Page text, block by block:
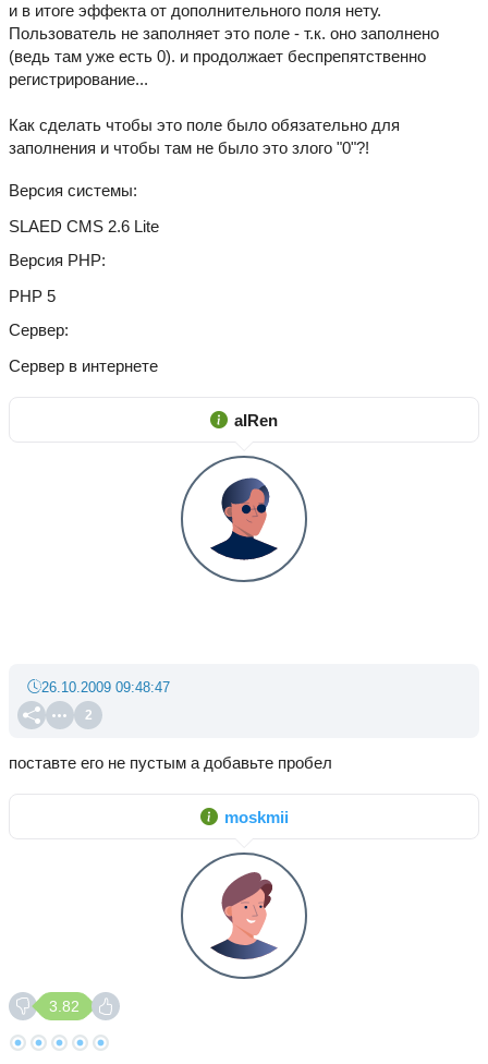
и в итоге эффекта от дополнительного поля нету.
Пользователь не заполняет это поле - т.к. оно заполнено
(ведь там уже есть 0). и продолжает беспрепятственно
регистрирование...
Как сделать чтобы это поле было обязательно для
заполнения и чтобы там не было это злого "0"?!
Версия системы
SLAED CMS 2.6 Lite
Версия PHP
PHP 5
Сервер
Сервер в интернете
aIRen
2
26.10.2009 09:48:47
поставте его не пустым а добавьте пробел
moskmii
3.82